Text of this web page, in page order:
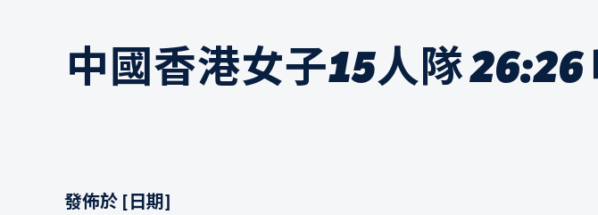
中國香港女子15人隊 26:26
發佈於 [日期]